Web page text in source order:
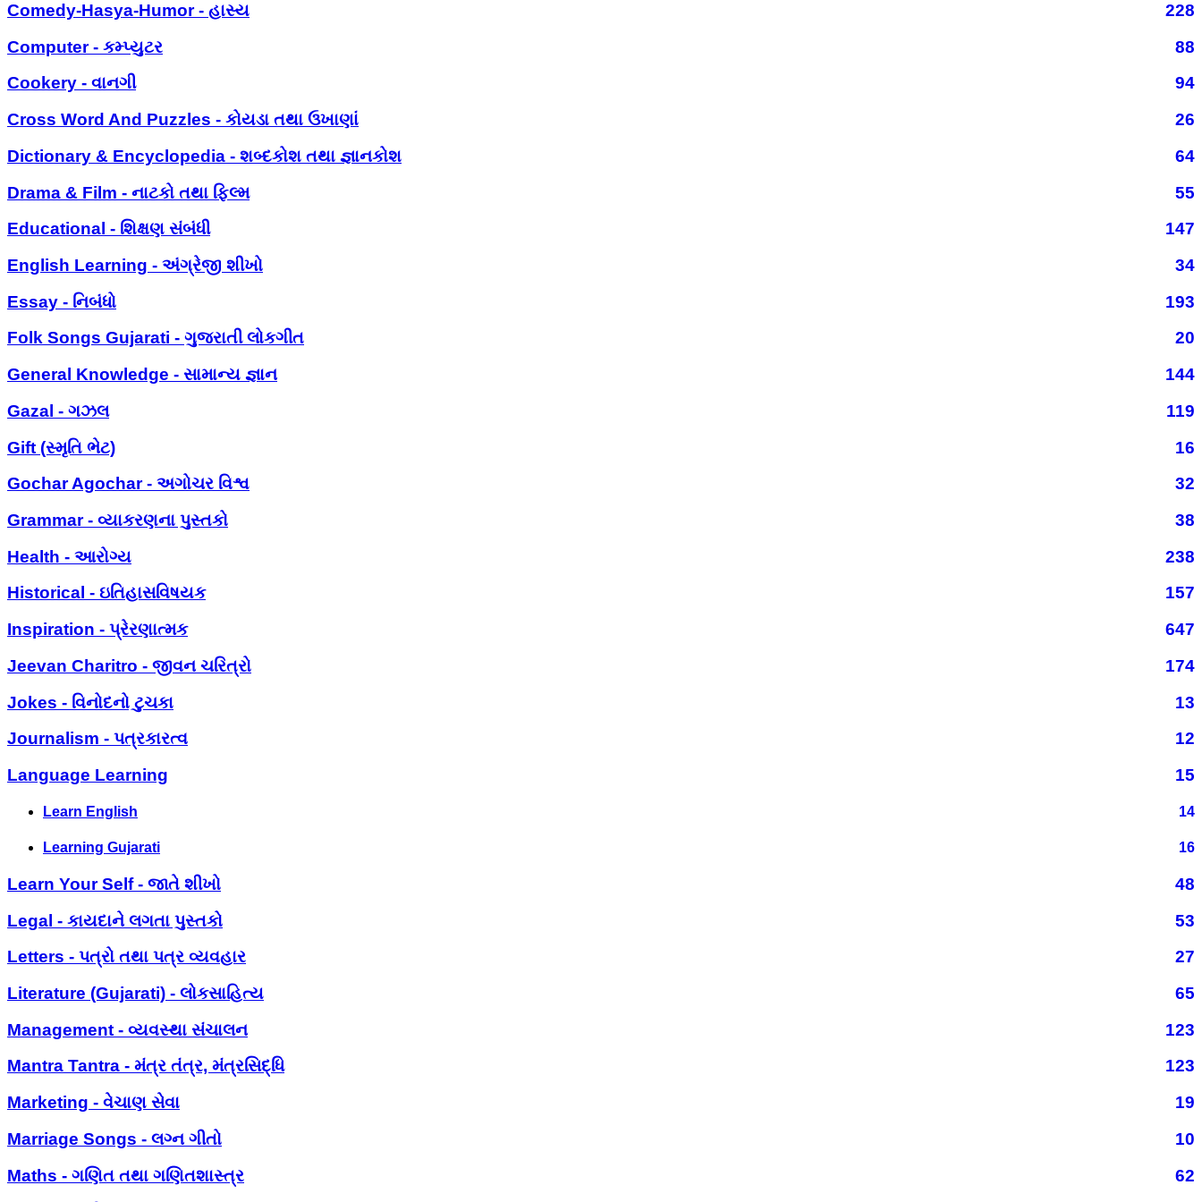
Comedy-Hasya-Humor - હાસ્ય
228
Computer - કમ્પ્યુટર
88
Cookery - વાનગી
94
Cross Word And Puzzles - કોયડા તથા ઉખાણાં
26
Dictionary & Encyclopedia - શબ્દકોશ તથા જ્ઞાનકોશ
64
Drama & Film - નાટકો તથા ફિલ્મ
55
Educational - શિક્ષણ સંબંધી
147
English Learning - અંગ્રેજી શીખો
34
Essay - નિબંધો
193
Folk Songs Gujarati - ગુજરાતી લોકગીત
20
General Knowledge - સામાન્ય જ્ઞાન
144
Gazal - ગઝલ
119
Gift (સ્મૃતિ ભેટ)
16
Gochar Agochar - અગોચર વિશ્વ
32
Grammar - વ્યાકરણના પુસ્તકો
38
Health - આરોગ્ય
238
Historical - ઇતિહાસવિષયક
157
Inspiration - પ્રેરણાત્મક
647
Jeevan Charitro - જીવન ચરિત્રો
174
Jokes - વિનોદનો ટુચકા
13
Journalism - પત્રકારત્વ
12
Language Learning
15
Learn English 14
Learning Gujarati 16
Learn Your Self - જાતે શીખો
48
Legal - કાયદાને લગતા પુસ્તકો
53
Letters - પત્રો તથા પત્ર વ્યવહાર
27
Literature (Gujarati) - લોકસાહિત્ય
65
Management - વ્યવસ્થા સંચાલન
123
Mantra Tantra - મંત્ર તંત્ર, મંત્રસિદ્ધિ
123
Marketing - વેચાણ સેવા
19
Marriage Songs - લગ્ન ગીતો
10
Maths - ગણિત તથા ગણિતશાસ્ત્ર
62